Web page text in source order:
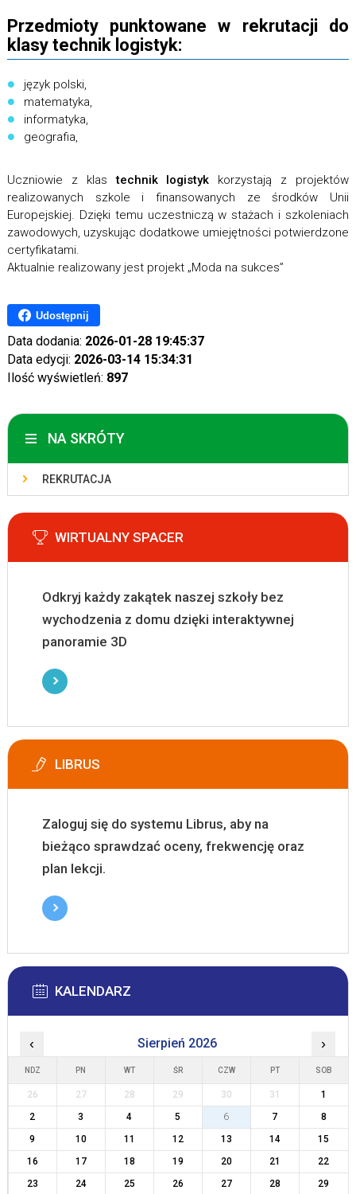
Przedmioty punktowane w rekrutacji do
klasy technik logistyk:
język polski,
matematyka,
informatyka,
geografia,
Uczniowie z klastechnik logistyk korzystają z projektów
realizowanych szkole i finansowanych ze środków Unii
Europejskiej. Dzięki temu uczestniczą w stażach i szkoleniach
zawodowych, uzyskując dodatkowe umiejętności potwierdzone
certyfikatami.
Aktualnie realizowany jest projekt „Moda na sukces”
Udostępnij
Data dodania: 2026-01-28 19:45:37
Data edycji: 2026-03-14 15:34:31
Ilość wyświetleń: 897
NA SKRÓTY
REKRUTACJA
WIRTUALNY SPACER
Odkryj każdy zakątek naszej szkoły bez
wychodzenia z domu dzięki interaktywnej
panoramie 3D
LIBRUS
Zaloguj się do systemu Librus, aby na
bieżąco sprawdzać oceny, frekwencję oraz
plan lekcji.
KALENDARZ
‹ Sierpień 2026 ›
NDZ PN WT ŚR CZW PT SOB
26 27 28 29 30 31
1
2
3 4 5 6 7
8
9
10 11 12 13 14
15
16
17 18 19 20 21
22
23
24 25 26 27 28
29